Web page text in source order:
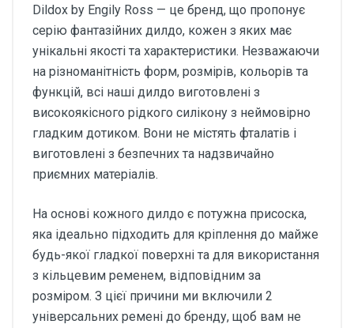
Dildox by Engily Ross — це бренд, що пропонує
серію фантазійних дилдо, кожен з яких має
унікальні якості та характеристики. Незважаючи
на різноманітність форм, розмірів, кольорів та
функцій, всі наші дилдо виготовлені з
високоякісного рідкого силікону з неймовірно
гладким дотиком. Вони не містять фталатів і
виготовлені з безпечних та надзвичайно
приємних матеріалів.
На основі кожного дилдо є потужна присоска,
яка ідеально підходить для кріплення до майже
будь-якої гладкої поверхні та для використання
з кільцевим ременем, відповідним за
розміром. З цієї причини ми включили 2
універсальних ремені до бренду, щоб вам не